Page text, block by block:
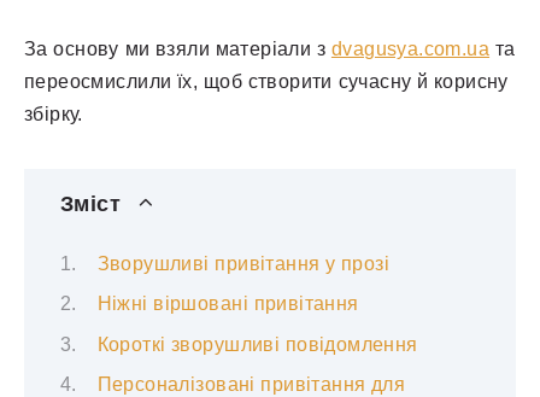
За основу ми взяли матеріали з dvagusya.com.ua та
переосмислили їх, щоб створити сучасну й корисну
збірку.
Зміст
Зворушливі привітання у прозі
Ніжні віршовані привітання
Короткі зворушливі повідомлення
Персоналізовані привітання для